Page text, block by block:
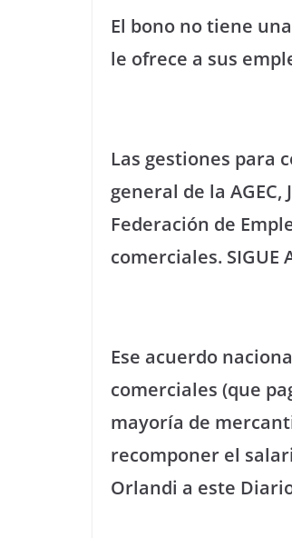
El bono no tiene
le ofrece a sus
Las gestiones para
general de la
Federación de
comerciales. SIGUE
Ese acuerdo
comerciales (que
mayoría de
recomponer el
Orlandi a este